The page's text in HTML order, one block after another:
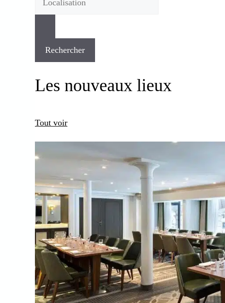
Rechercher
Les nouveaux lieux
Tout voir